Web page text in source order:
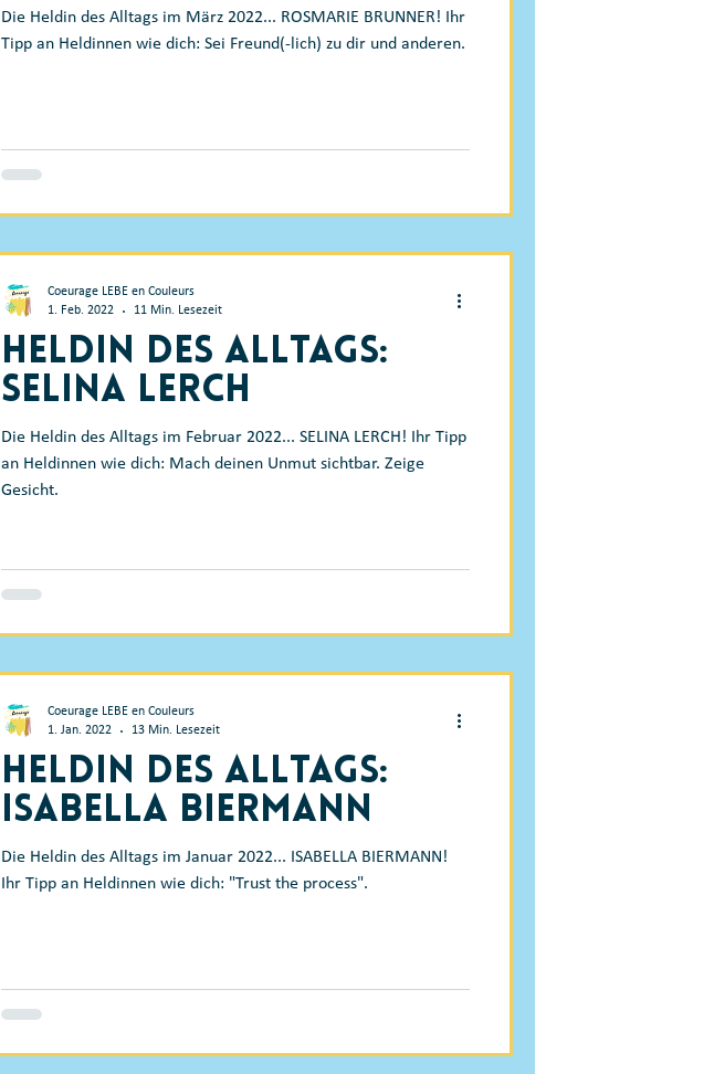
Die Heldin des Alltags im März 2022... ROSMARIE BRUNNER! Ihr
Tipp an Heldinnen wie dich: Sei Freund(-lich) zu dir und anderen.
Heldin des Alltags:
Selina Lerch
Die Heldin des Alltags im Februar 2022... SELINA LERCH! Ihr Tipp
an Heldinnen wie dich: Mach deinen Unmut sichtbar. Zeige
Gesicht.
Coeurage LEBE en Couleurs
1. Feb. 2022
11 Min. Lesezeit
Heldin des Alltags:
Isabella Biermann
Die Heldin des Alltags im Januar 2022... ISABELLA BIERMANN!
Ihr Tipp an Heldinnen wie dich: "Trust the process".
Coeurage LEBE en Couleurs
1. Jan. 2022
13 Min. Lesezeit